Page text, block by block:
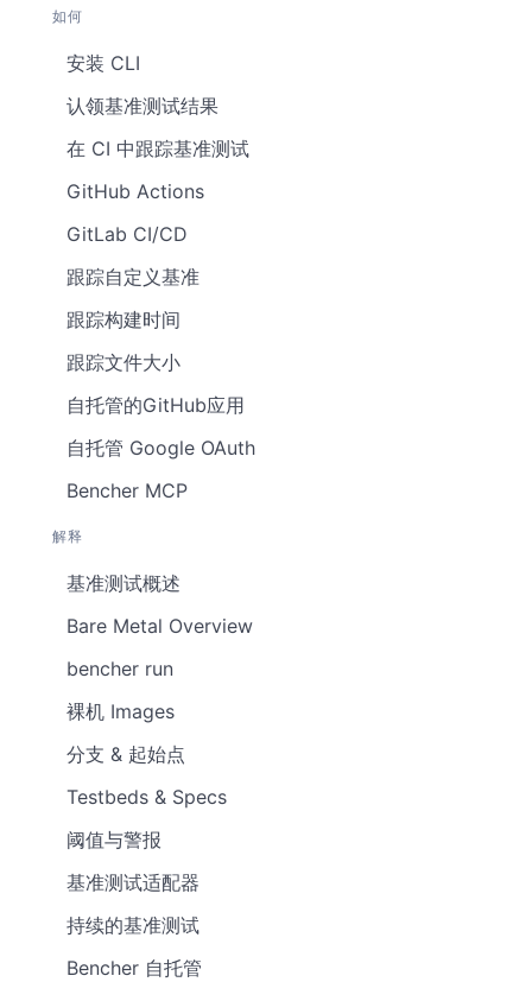
如何
安装 CLI
认领基准测试结果
在 CI 中跟踪基准测试
GitHub Actions
GitLab CI/CD
跟踪自定义基准
跟踪构建时间
跟踪文件大小
自托管的GitHub应用
自托管 Google OAuth
Bencher MCP
解释
基准测试概述
Bare Metal Overview
bencher run
裸机 Images
分支 & 起始点
Testbeds & Specs
阈值与警报
基准测试适配器
持续的基准测试
Bencher 自托管